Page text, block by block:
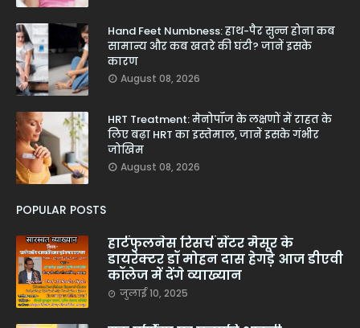
Hand Feet Numbness: हाथ-पैर सुन्न होना कब
सामान्य और कब खतरे की घंटी? जानें इसके
कारण
August 08, 2026
HRT Treatment: मेनोपॉज के लक्षणों में राहत के
लिए बढ़ा HRT का इस्तेमाल, जानें इसके गंभीर
जोखिम
August 08, 2026
POPULAR POSTS
हार्टफुलनेस रिसर्च सेंटर मैसूर के
डायरेक्टर डॉ मोहन दास हेगड़े आज डीएवी
कॉलेज में देंगे व्याख्यान
जुलाई 10, 2025